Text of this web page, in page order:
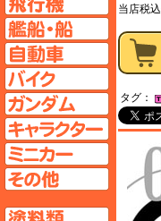
当店税
タグ：
自動車ペ
バイクペ
ガンダム
キャラク
ミニカー
その他ペ
塗料ペー